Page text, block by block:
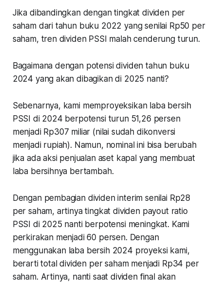
Jika dibandingkan dengan tingkat dividen per
saham dari tahun buku 2022 yang senilai Rp50 per
saham, tren dividen PSSI malah cenderung turun.
Bagaimana dengan potensi dividen tahun buku
2024 yang akan dibagikan di 2025 nanti?
Sebenarnya, kami memproyeksikan laba bersih
PSSI di 2024 berpotensi turun 51,26 persen
menjadi Rp307 miliar (nilai sudah dikonversi
menjadi rupiah). Namun, nominal ini bisa berubah
jika ada aksi penjualan aset kapal yang membuat
laba bersihnya bertambah.
Dengan pembagian dividen interim senilai Rp28
per saham, artinya tingkat dividen payout ratio
PSSI di 2025 nanti berpotensi meningkat. Kami
perkirakan menjadi 60 persen. Dengan
menggunakan laba bersih 2024 proyeksi kami,
berarti total dividen per saham menjadi Rp34 per
saham. Artinya, nanti saat dividen final akan